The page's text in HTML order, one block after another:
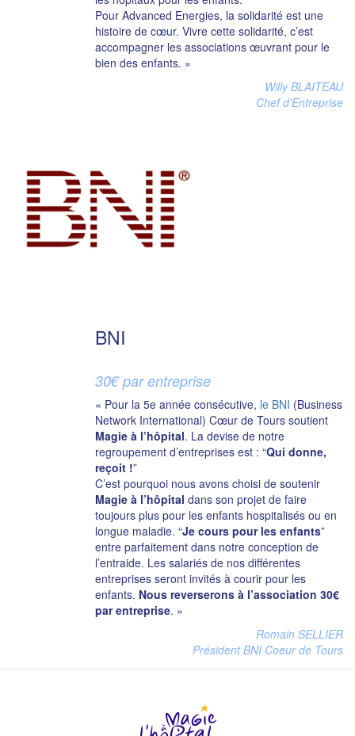
Pour Advanced Energies, la solidarité est une
histoire de cœur. Vivre cette solidarité, c’est
accompagner les associations œuvrant pour le
bien des enfants. »
Willy BLAITEAU
Chef d'Entreprise
BNI
30€ par entreprise
« Pour la 5e année consécutive, le BNI (Business
Network International) Cœur de Tours soutient
Magie à l’hôpital. La devise de notre
regroupement d’entreprises est : “Qui donne,
reçoit !”
C’est pourquoi nous avons choisi de soutenir
Magie à l’hôpital dans son projet de faire
toujours plus pour les enfants hospitalisés ou en
longue maladie. “Je cours pour les enfants”
entre parfaitement dans notre conception de
l’entraide. Les salariés de nos différentes
entreprises seront invités à courir pour les
enfants. Nous reverserons à l’association 30€
par entreprise. »
Romain SELLIER
Président BNI Coeur de Tours